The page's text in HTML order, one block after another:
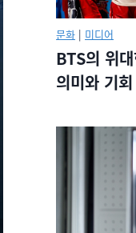
문화 | 미디어
BTS의 위
의미와 기회